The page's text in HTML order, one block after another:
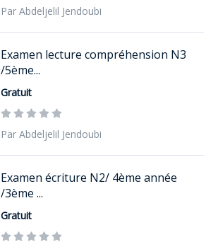
Par Abdeljelil Jendoubi
Examen lecture compréhension N3
/5ème...
Gratuit
Par Abdeljelil Jendoubi
Examen écriture N2/ 4ème année
/3ème ...
Gratuit